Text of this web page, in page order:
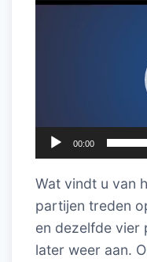
Videospeler
00:00
Wat vindt u van
partijen treden
en dezelfde vier
later weer aan.